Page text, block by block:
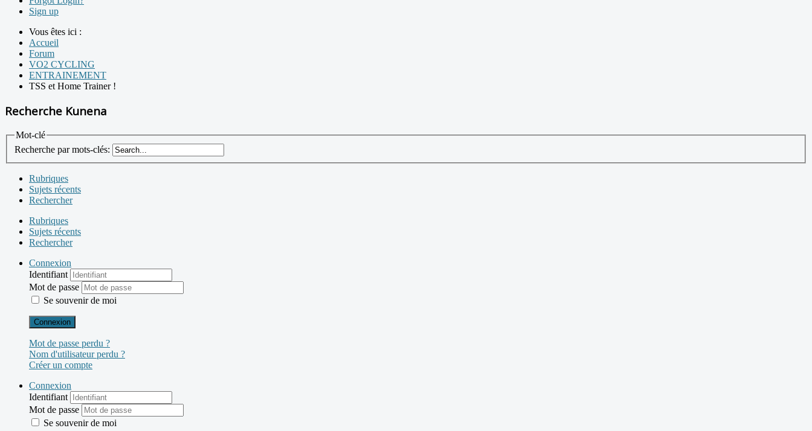
Sign up
Vous êtes ici :
Accueil
Forum
VO2 CYCLING
ENTRAINEMENT
TSS et Home Trainer !
Recherche Kunena
Mot-clé
Recherche par mots-clés:
Rubriques
Sujets récents
Rechercher
Rubriques
Sujets récents
Rechercher
Connexion
Identifiant
Mot de passe
Se souvenir de moi
Connexion
Mot de passe perdu ?
Nom d'utilisateur perdu ?
Créer un compte
Connexion
Identifiant
Mot de passe
Se souvenir de moi